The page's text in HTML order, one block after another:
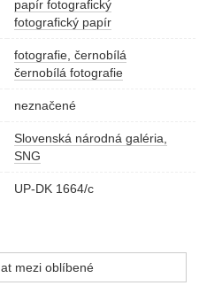
papír fotografický
fotografický papír
fotografie, černobílá
černobílá fotografie
neznačené
Slovenská národná galéria,
SNG
UP-DK 1664/c
mezi oblíbené